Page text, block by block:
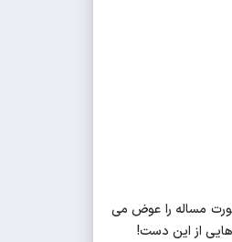
مساله را عوض می
از این دست!